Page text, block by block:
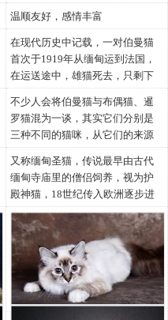
温顺友好，感情丰富
在现代历史中记载，一对伯曼猫
首次于1919年从缅甸运到法国，
在运送途中，雄猫死去，只剩下
母猫及其腹中小猫，自始伯曼猫
在欧洲不继发展，于1925年在法
国被确认。但在二次大战期间，
全欧洲的伯曼猫只剩余两只，为
了挽救这个频危的品种，繁殖家
唯有以异种交配方法，重新建立
这个品种。自始以后，一般伯曼
猫的注册必须最少有五代的纯种
血统。
不少人会将伯曼猫与布偶猫、暹
罗猫混为一谈，其实它们分别是
三种不同的猫咪，从它们的来源
地我们就能略窥一二，伯曼猫来
自缅甸，布偶猫诞生于美国，而
暹罗猫则原产于泰国。此外，它
们的体型也不尽相同，布偶猫为
大型猫，而伯曼猫和暹罗猫体型
中等大小。想要更好地认识伯曼
猫与其他猫咪的区别，你必须了
解它们的形态特征。
伯曼猫详细形态特征描述
整体：伯曼猫的体型比典型波斯
又称缅甸圣猫，传说最早由古代
缅甸寺庙里的僧侣饲养，视为护
殿神猫，18世纪传入欧洲逐步进
化定型。伯曼猫体型较长，身上
被毛主要是浅金黄色，脸，耳，
腿尾等部分毛色较深，呈咖啡色
或深灰色，四爪为白色。颜色分
为海豹色，蓝色，丁香色，巧克
力色，红色，奶油色和玳瑁色，
所有的颜色都可以附加山猫纹。